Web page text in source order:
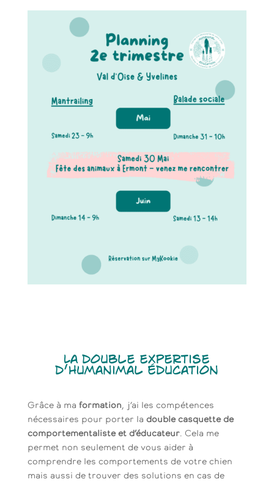
La double expertise
d’Humanimal Éducation
Grâce à ma formation, j’ai les compétences
nécessaires pour porter la double casquette de
comportementaliste et d’éducateur. Cela me
permet non seulement de vous aider à
comprendre les comportements de votre chien
mais aussi de trouver des solutions en cas de